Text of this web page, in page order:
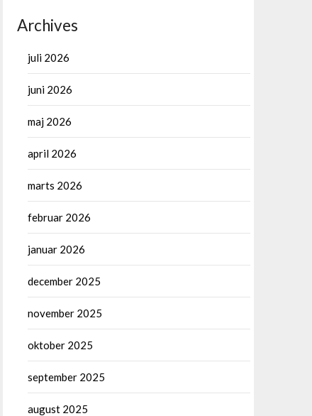
Archives
juli 2026
juni 2026
maj 2026
april 2026
marts 2026
februar 2026
januar 2026
december 2025
november 2025
oktober 2025
september 2025
august 2025